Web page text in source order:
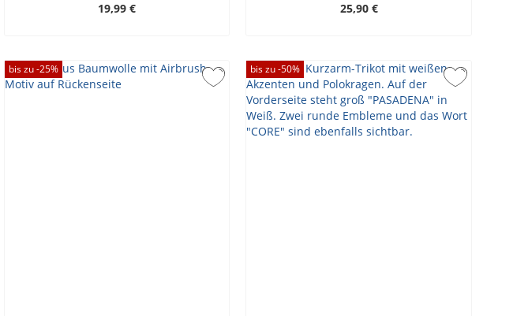
19,99 €
25,90 €
bis zu -25% bis zu -50%